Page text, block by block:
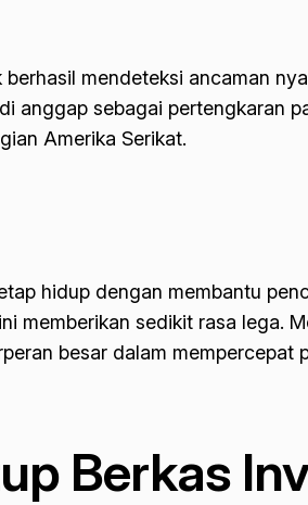
mendeteksi ancaman
sebagai pertengkaran
Amerika Serikat.
hidup dengan membantu
memberikan sedikit rasa lega.
besar dalam mempercepat
Berkas